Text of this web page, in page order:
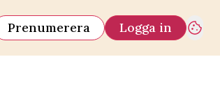
Prenumerera Logga in